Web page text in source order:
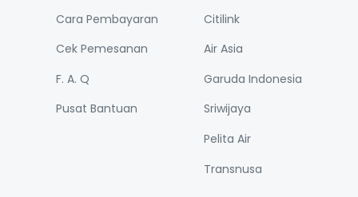
Cara Pembayaran
Cek Pemesanan
F. A. Q
Pusat Bantuan
Citilink
Air Asia
Garuda Indonesia
Sriwijaya
Pelita Air
Transnusa